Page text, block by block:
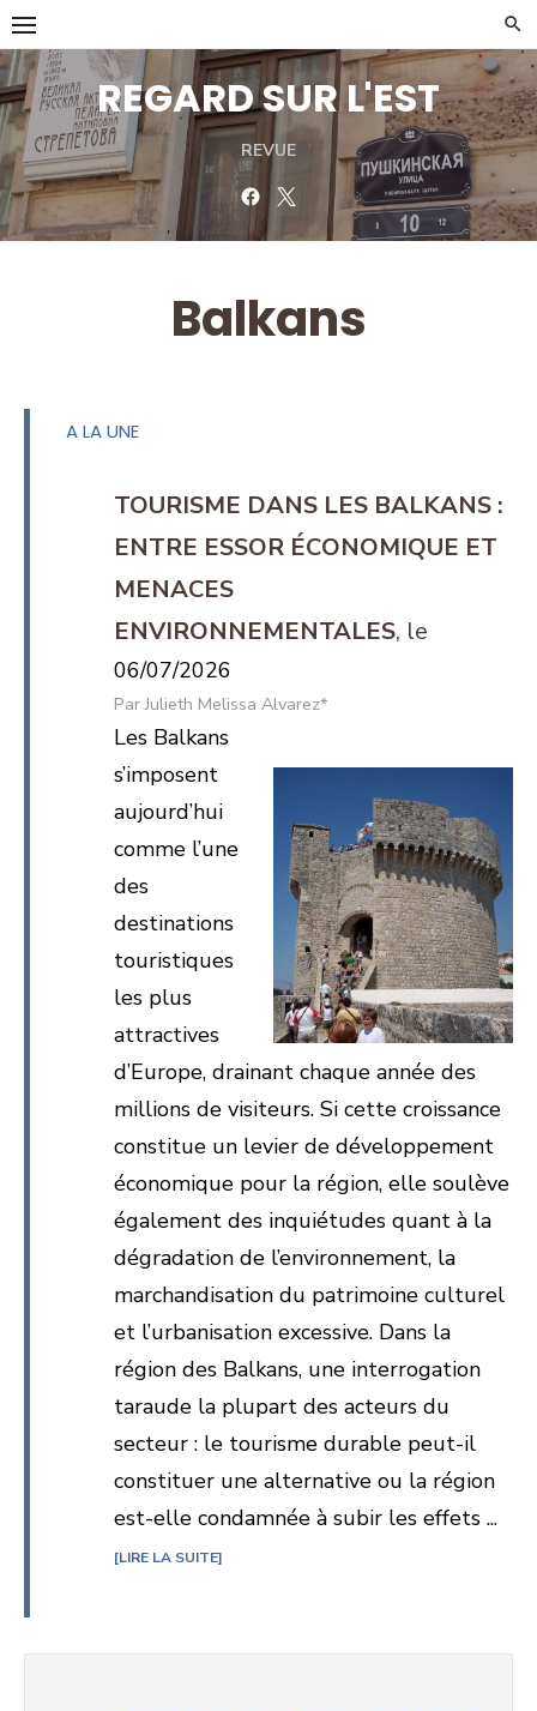
Skip
to
content
REGARD SUR L'EST
REVUE
FacebookTwitter
Balkans
A LA UNE
TOURISME DANS LES BALKANS :
ENTRE ESSOR ÉCONOMIQUE ET
MENACES
ENVIRONNEMENTALES
06/07/2026
Julieth Melissa Alvarez*
Les Balkans
s’imposent
aujourd’hui
comme l’une
des
destinations
touristiques
les plus
attractives
d’Europe, drainant chaque année des
millions de visiteurs. Si cette croissance
constitue un levier de développement
économique pour la région, elle soulève
également des inquiétudes quant à la
dégradation de l’environnement, la
marchandisation du patrimoine culturel
et l’urbanisation excessive. Dans la
région des Balkans, une interrogation
taraude la plupart des acteurs du
secteur : le tourisme durable peut-il
constituer une alternative ou la région
est-elle condamnée à subir les effets ...
LIRE LA SUITE